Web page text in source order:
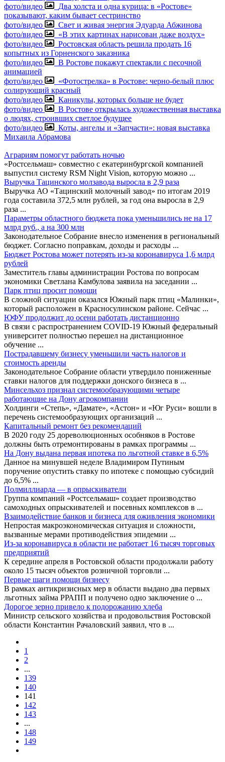
фото/видео
Два холста и одна курица: в «Ростове»
показывают, каким бывает сестринство
фото/видео
Свет и живая энергия Эдуарда Абжинова
фото/видео
«В этих картинах нарисован даже воздух»
фото/видео
Ростовская область решила продать 16
копытных из Горненского заказника
фото/видео
В Ростове покажут спектакли с песочной
анимацией
фото/видео
«Фотострелка» в Ростове: черно-белый плюс
солирующий красный
фото/видео
Каникулы, которых больше не будет
фото/видео
В Ростове открылась художественная выставка
о людях, строивших светлое будущее
фото/видео
Коты, ангелы и «Запчасти»: новая выставка
Михаила Абрамова
Аграриям помогут работать ночью
«Ростсельмаш» совместно с екатеринбургской компанией
выпустил систему RSM Night Vision, которую можно ...
Выручка Тацинского молзавода выросла в 2,9 раза
Выручка АО «Тацинский молочный завод» по итогам 2019
года составила 372,5 млн рублей, за год она выросла в 2,9
раза ...
Параметры областного бюджета пока уменьшились не на 17
млрд руб., а на 300 млн
Законодательное Собрание внесло изменения в региональный
бюджет. Согласно поправкам, доходы и расходы ...
Бюджет Ростова может потерять из-за коронавируса 1,6 млрд
рублей
Заместитель главы администрации Ростова по вопросам
экономики Светлана Камбулова заявила на заседании ...
Парк птиц просит помощи
В сложной ситуации оказался Южный парк птиц «Малинки»,
который расположен в Красносулинском районе. Сейчас ...
ЮФУ продолжит до осени работать дистанционно
В связи с распространением COVID-19 Южный федеральный
университет полностью перешел на дистанционное
обучение ...
Пострадавшему бизнесу уменьшили часть налогов и
стоимость аренды
Законодательное Собрание области утвердило пониженные
ставки налогов для поддержки донского бизнеса в ...
Минсельхоз признал системообразующими четыре
работающие на Дону агрокомпании
Холдинги «Степь», «Дамате», «Астон» и «Юг Руси» вошли в
перечень системообразующих организаций ...
Капитальный ремонт без рекомендаций
В 2020 году 25 дореволюционных особняков в Ростове
должны быть отремонтированы в рамках программы ...
На Дону выдана первая ипотека по льготной ставке в 6,5%
Данное на минувшей неделе Владимиром Путиным
поручение опустить ставку по ипотеке с помощью субсидий
до 6,5% ...
Полмиллиарда — в опрыскиватели
Группа компаний «Ростсельмаш» создает производство
самоходных опрыскивателей и посевных комплексов в ...
Взаимодействие банков и бизнеса для оживления экономики
Непростая макроэкономическая ситуация и сложности,
вызванные мерами противодействия эпидемии ...
Из-за коронавируса в области не работает 16 тысяч торговых
предприятий
К середине апреля в Ростовской области продолжали работу
около 15 тысяч объектов розничной торговли ...
Первые шаги помощи бизнесу
В рамках антикризисных мер в области выдано два первых
льготных займа РРАПП и получено одно заключение о ...
Дорогое зерно привело к подорожанию хлеба
Министр сельского хозяйства и продовольствия Ростовской
области Константин Рачаловский заявил, что в ...
1
2
...
139
140
141
142
143
...
148
149